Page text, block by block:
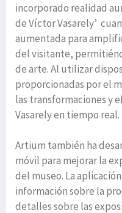
incorporado realidad
de Víctor Vasarely’
aumentada para
del visitante,
de arte. Al utilizar
proporcionadas por el
las transformaciones y
Vasarely en tiempo real.
Artium también ha
móvil para mejorar la
del museo. La
información sobre la
detalles sobre las